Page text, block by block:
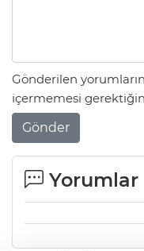
Gönderilen
içermemesi
Gönder
Yorumlar